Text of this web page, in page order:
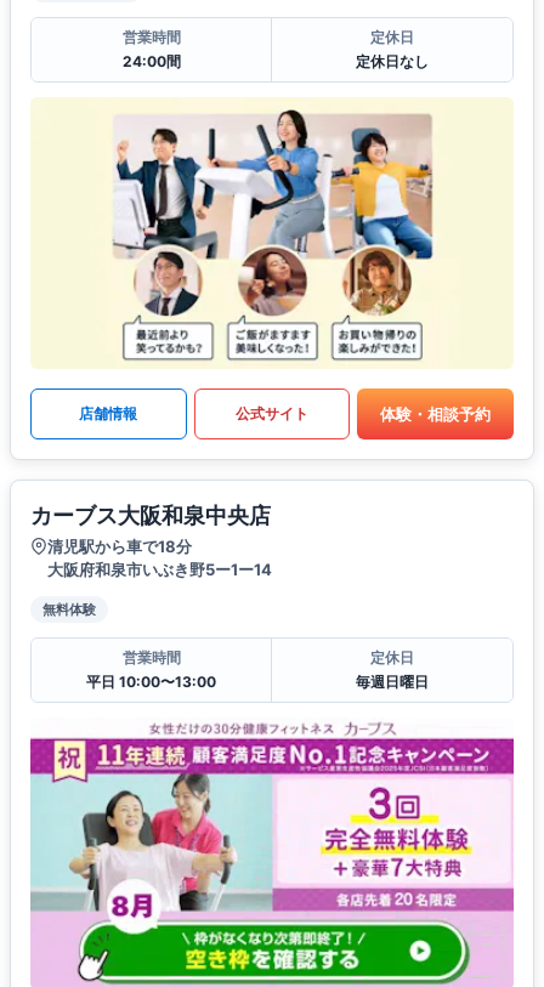
営業時間
24:00間
定休日
定休日なし
店舗情報 公式サイト 体験・相談予約
カーブス大阪和泉中央店
清児駅から車で18分
大阪府和泉市いぶき野5ー1ー14
無料体験
営業時間
平日 10:00〜13:00
定休日
毎週日曜日